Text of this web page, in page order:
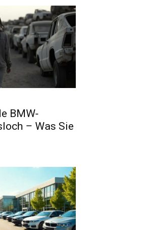
BMW-
– Was Sie